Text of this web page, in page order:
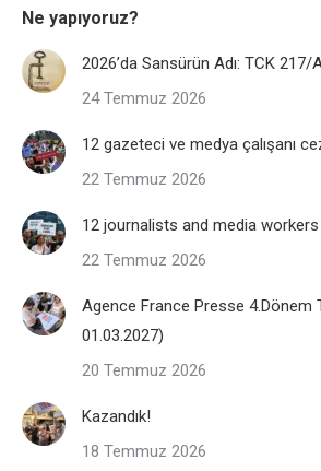
Ne yapıyoruz?
2026’da Sansürün Adı: TCK 217/
24 Temmuz 2026
12 gazeteci ve medya çalışanı
22 Temmuz 2026
12 journalists and media
22 Temmuz 2026
Agence France Presse 4.Dönem
01.03.2027)
20 Temmuz 2026
Kazandık!
18 Temmuz 2026